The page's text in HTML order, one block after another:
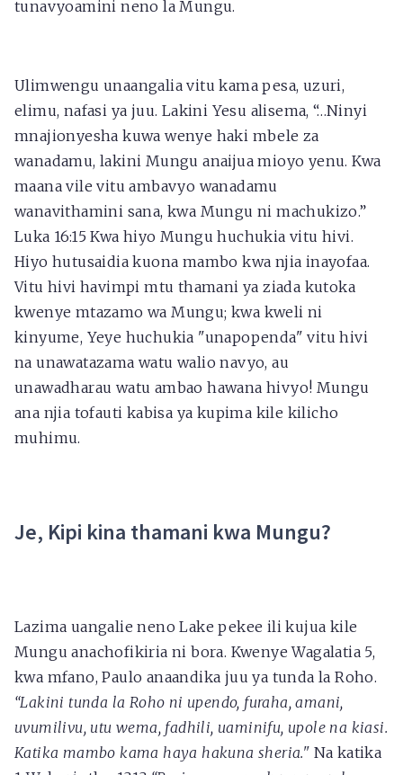
tunavyoamini neno la Mungu.
Ulimwengu unaangalia vitu kama pesa, uzuri,
elimu, nafasi ya juu. Lakini Yesu alisema, “…Ninyi
mnajionyesha kuwa wenye haki mbele za
wanadamu, lakini Mungu anaijua mioyo yenu. Kwa
maana vile vitu ambavyo wanadamu
wanavithamini sana, kwa Mungu ni machukizo.”
Luka 16:15 Kwa hiyo Mungu huchukia vitu hivi.
Hiyo hutusaidia kuona mambo kwa njia inayofaa.
Vitu hivi havimpi mtu thamani ya ziada kutoka
kwenye mtazamo wa Mungu; kwa kweli ni
kinyume, Yeye huchukia "unapopenda" vitu hivi
na unawatazama watu walio navyo, au
unawadharau watu ambao hawana hivyo! Mungu
ana njia tofauti kabisa ya kupima kile kilicho
muhimu.
Je, Kipi kina thamani kwa Mungu?
Lazima uangalie neno Lake pekee ili kujua kile
Mungu anachofikiria ni bora. Kwenye Wagalatia 5,
kwa mfano, Paulo anaandika juu ya tunda la Roho.
“Lakini tunda la Roho ni upendo, furaha, amani,
uvumilivu, utu wema, fadhili, uaminifu, upole na kiasi.
Katika mambo kama haya hakuna sheria." Na katika